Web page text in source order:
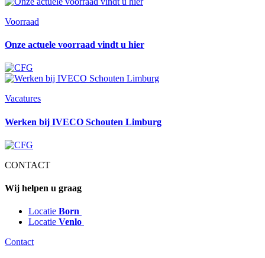
Voorraad
Onze actuele voorraad vindt u hier
Vacatures
Werken bij IVECO Schouten Limburg
CONTACT
Wij helpen u graag
Locatie Born
Locatie Venlo
Contact